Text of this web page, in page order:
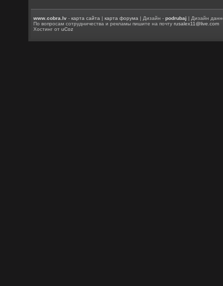
www.cobra.lv -карта сайта |карта форума | Дизайн -podrubaj | Дизайн
По вопросам сотрудничества и рекламы пишите на почтуrusalex11@live.com
Хостинг отuCoz